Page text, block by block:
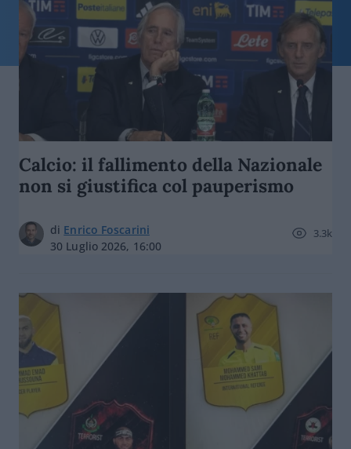
Calcio: il fallimento della Nazionale
non si giustifica col pauperismo
di Enrico Foscarini
30 Luglio 2026, 16:00
3.3k